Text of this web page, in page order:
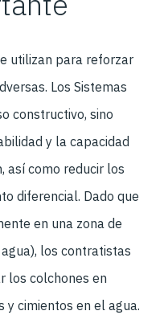
utilizan para reforzar
Los Sistemas
constructivo, sino
y la capacidad
así como reducir los
diferencial. Dado que
en una zona de
los contratistas
los colchones en
cimientos en el agua.